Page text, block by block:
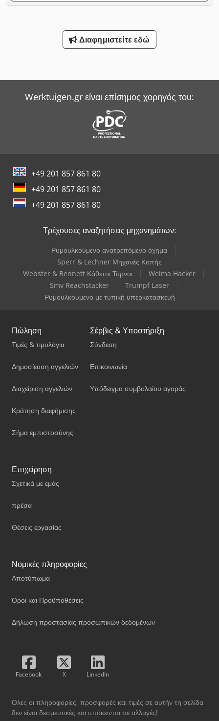
Διαφημιστείτε εδώ
Werktuigen.gr είναι επίσημος χορηγός του:
+49 201 857 861 80
+49 201 857 861 80
+49 201 857 861 80
Τρέχουσες αναζητήσεις μηχανημάτων:
Ρυμουλκούμενο ανατρεπόμενο όχημα
Sperr & Lechner Μηχανές Κοπής
Webster & Bennett Κάθετοι Τόρνοι
Weima Hacker
Smv Reachstacker
Trumpf Laser
Ρυμουλκούμενο με τυπική υπερκατασκευή
Πώληση
Τιμές & τιμολόγια
Δημοσίευση αγγελιών
Διαχείριση αγγελιών
Κράτηση διαφήμισης
Σήμα εμπιστοσύνης
Σέρβις & Υποστήριξη
Σύνδεση
Επικοινωνία
Υπόδειγμα συμβολαίου αγοράς
Επιχείρηση
Σχετικά με εμάς
πρέσα
Θέσεις εργασίας
Νομικές πληροφορίες
Αποτύπωμα
Όροι και Προϋποθέσεις
Δήλωση προστασίας προσωπικών δεδομένων
Facebook X LinkedIn
Όλες οι πληροφορίες, προσφορές και τιμές σε αυτήν τη σελίδα
δεν είναι δεσμευτικές και υπόκεινται σε αλλαγές!